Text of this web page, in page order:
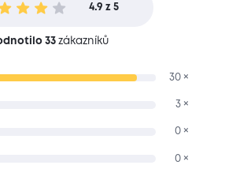
4.9 z 5
33 zákazníků
30 ×
3 ×
0 ×
0 ×